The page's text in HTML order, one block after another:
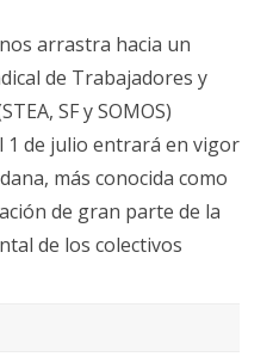
arrastra hacia un
de Trabajadores y
SF y SOMOS)
1 de julio entrará en vigor
más conocida como
de gran parte de la
de los colectivos